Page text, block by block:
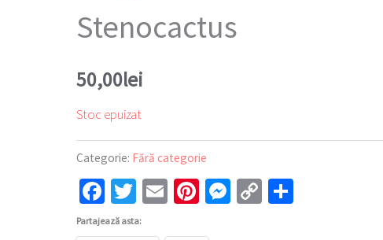
Stenocactus
50,00lei
Stoc epuizat
Categorie: Fără categorie
Facebook
Twitter
EmailPinterest
Messenger
Copy
Partajează asta: